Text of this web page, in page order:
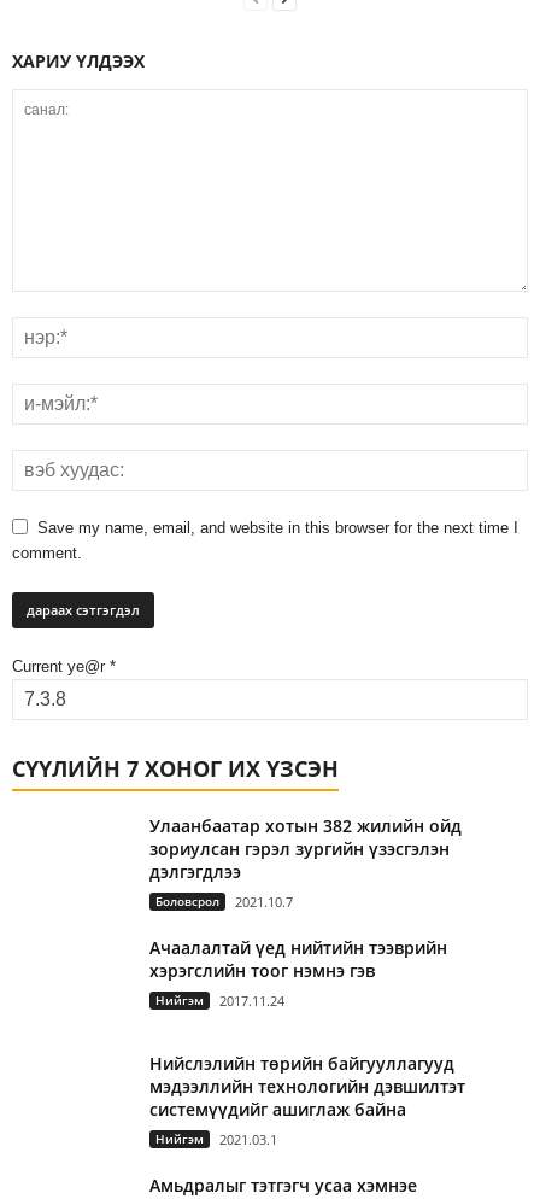
ХАРИУ ҮЛДЭЭХ
Save my name, email, and website in this browser for the next time I
comment.
Current ye@r *
СҮҮЛИЙН 7 ХОНОГ ИХ ҮЗСЭН
Улаанбаатар хотын 382 жилийн ойд
зориулсан гэрэл зургийн үзэсгэлэн
дэлгэгдлээ
Боловсрол 2021.10.7
Ачаалалтай үед нийтийн тээврийн
хэрэгслийн тоог нэмнэ гэв
Нийгэм 2017.11.24
Нийслэлийн төрийн байгууллагууд
мэдээллийн технологийн дэвшилтэт
системүүдийг ашиглаж байна
Нийгэм 2021.03.1
Амьдралыг тэтгэгч усаа хэмнэе